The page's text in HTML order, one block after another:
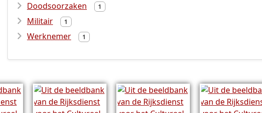
Doodsoorzaken 1
Militair 1
Werknemer 1